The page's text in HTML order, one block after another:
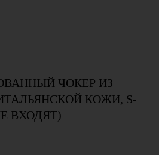
ЧОКЕР ИЗ
КОЖИ, S-
ВХОДЯТ)